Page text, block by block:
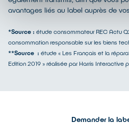
avantages liés au label auprès de
*Source : étude consommateur REC Actu
consommation responsable sur les biens
**Source : étude « Les Français et la
Edition 2019 » réalisée par Harris Interactive
Demander la